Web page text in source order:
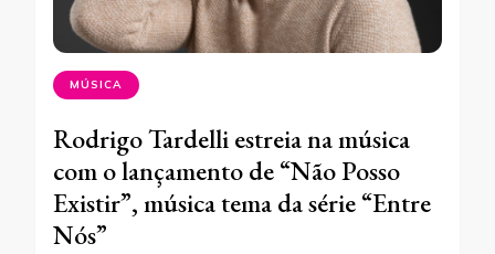
MÚSICA
Rodrigo Tardelli estreia na música
com o lançamento de “Não Posso
Existir”, música tema da série “Entre
Nós”